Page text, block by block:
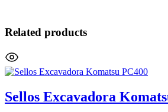
Related products
Sellos Excavadora